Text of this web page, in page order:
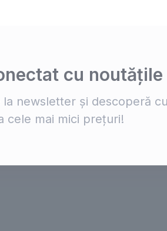
cu noutățile
newsletter și descoperă
cele mai mici prețuri!